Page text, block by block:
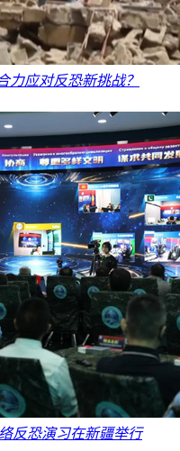
力应对反恐新挑战？
反恐演习在新疆举行